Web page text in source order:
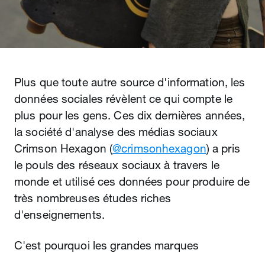
Plus que toute autre source d'information, les
données sociales révèlent ce qui compte le
plus pour les gens. Ces dix dernières années,
la société d'analyse des médias sociaux
Crimson Hexagon (‎@crimsonhexagon) a pris
le pouls des réseaux sociaux à travers le
monde et utilisé ces données pour produire de
très nombreuses études riches
d'enseignements.
C'est pourquoi les grandes marques